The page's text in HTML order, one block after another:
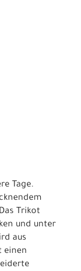
Tage.
Trikot
und unter
aus
einen